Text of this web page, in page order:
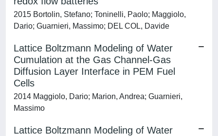
2015 Bortolin, Stefano; Toninelli, Paolo; Maggiolo,
Dario; Guarnieri, Massimo; DEL COL, Davide
Lattice Boltzmann Modeling of Water
Cumulation at the Gas Channel-Gas
Diffusion Layer Interface in PEM Fuel
Cells
2014 Maggiolo, Dario; Marion, Andrea; Guarnieri,
Massimo
Lattice Boltzmann Modeling of Water